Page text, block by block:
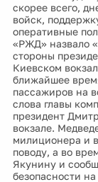
скорее всего,
войск,
оперативные
«РЖД» назвало
стороны
Киевском
ближайшее
пассажиров на
слова главы
президент
вокзале.
милиционера и
поводу, а во
Якунину и
безопасности